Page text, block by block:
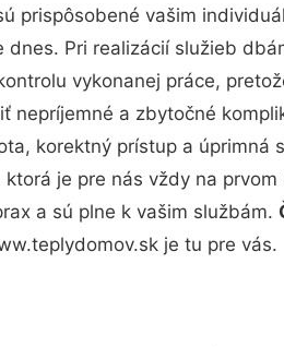
prispôsobené vašim
Pri realizácií služieb
vykonanej práce,
nepríjemné a zbytočné
korektný prístup a úprimná
je pre nás vždy na
a sú plne k vašim službám.
je tu pre vás.